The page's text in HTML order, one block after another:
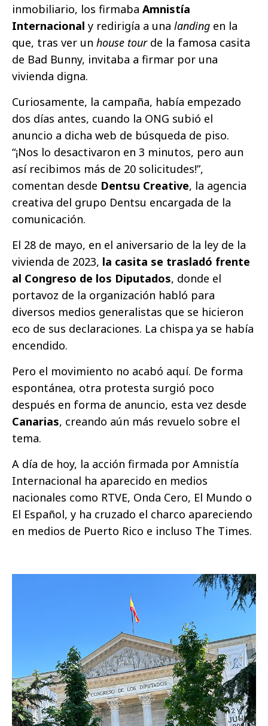
inmobiliario, los firmaba Amnistía
Internacional y redirigía a una landing en la
que, tras ver un house tourde la famosa casita
de Bad Bunny, invitaba a firmar por una
vivienda digna.
Curiosamente, la campaña, había empezado
dos días antes, cuando la ONG subió el
anuncio a dicha web de búsqueda de piso.
“¡Nos lo desactivaron en 3 minutos, pero aun
así recibimos más de 20 solicitudes!”,
comentan desde Dentsu Creative, la agencia
creativa del grupo Dentsu encargada de la
comunicación.
El 28 de mayo, en el aniversario de la ley de la
vivienda de 2023, la casita se trasladó frente
al Congreso de los Diputados, donde el
portavoz de la organización habló para
diversos medios generalistas que se hicieron
eco de sus declaraciones. La chispa ya se había
encendido.
Pero el movimiento no acabó aquí. De forma
espontánea, otra protesta surgió poco
después en forma de anuncio, esta vez desde
Canarias, creando aún más revuelo sobre el
tema.
A día de hoy, la acción firmada por Amnistía
Internacional ha aparecido en medios
nacionales como RTVE, Onda Cero, El Mundo o
El Español, y ha cruzado el charco apareciendo
en medios de Puerto Rico e incluso The Times.